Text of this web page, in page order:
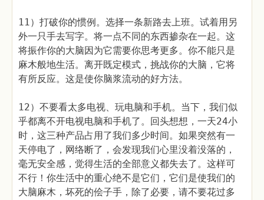
11）打破你的惯例。选择一条新路去上班。试着用另
外一只手去写字。将一点不同的东西掺杂在一起。这
将振作你的大脑因为它需要你思考更多。你不能只是
麻木般地生活。离开既定模式，挑战你的大脑，它将
有所反应。这是使你脑浆流动的好方法。
12）不要看太多电视、玩电脑和手机。当下，我们似
乎都离不开电视电脑和手机了。回头想想，一天24小
时，这三种产品占用了我们多少时间。如果突然有一
天停电了，网络断了，会发现我们心里没着没落的，
毫无安全感，觉得生活的全部意义都失去了。这样可
不行！你生活中的重心绝不是它们，它们是使我们的
大脑麻木，坏死的侩子手，除了必要，请不要花过多